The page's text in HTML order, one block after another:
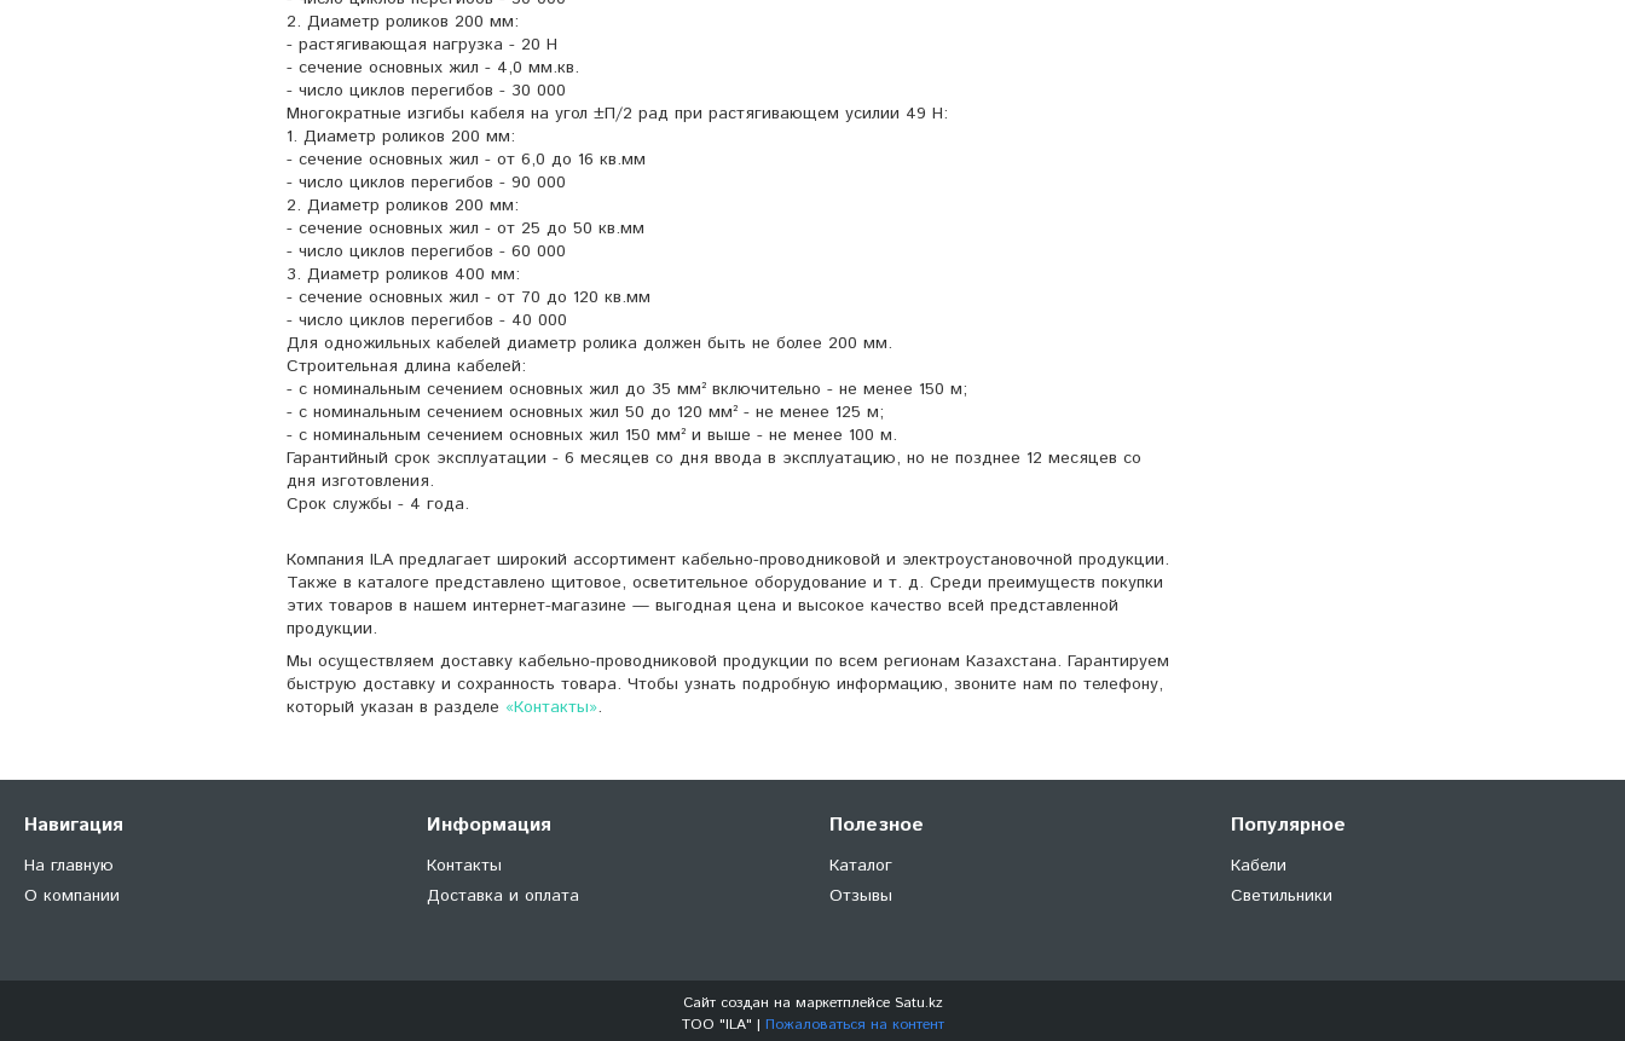
2. Диаметр роликов 200 мм:
- растягивающая нагрузка - 20 Н
- сечение основных жил - 4,0 мм.кв.
- число циклов перегибов - 30 000
Многократные изгибы кабеля на угол ±П/2 рад при растягивающем усилии 49 Н:
1. Диаметр роликов 200 мм:
- сечение основных жил - от 6,0 до 16 кв.мм
- число циклов перегибов - 90 000
2. Диаметр роликов 200 мм:
- сечение основных жил - от 25 до 50 кв.мм
- число циклов перегибов - 60 000
3. Диаметр роликов 400 мм:
- сечение основных жил - от 70 до 120 кв.мм
- число циклов перегибов - 40 000
Для одножильных кабелей диаметр ролика должен быть не более 200 мм.
Строительная длина кабелей:
- с номинальным сечением основных жил до 35 мм² включительно - не менее 150 м;
- с номинальным сечением основных жил 50 до 120 мм² - не менее 125 м;
- с номинальным сечением основных жил 150 мм² и выше - не менее 100 м.
Гарантийный срок эксплуатации - 6 месяцев со дня ввода в эксплуатацию, но не позднее 12 месяцев со
дня изготовления.
Срок службы - 4 года.
Компания ILA предлагает широкий ассортимент кабельно-проводниковой и электроустановочной продукции.
Также в каталоге представлено щитовое, осветительное оборудование и т. д. Среди преимуществ покупки
этих товаров в нашем интернет-магазине — выгодная цена и высокое качество всей представленной
продукции.
Мы осуществляем доставку кабельно-проводниковой продукции по всем регионам Казахстана. Гарантируем
быструю доставку и сохранность товара. Чтобы узнать подробную информацию, звоните нам по телефону,
который указан в разделе «Контакты».
Навигация
На главную
О компании
Информация
Контакты
Доставка и оплата
Полезное
Каталог
Отзывы
Популярное
Кабели
Светильники
Сайт создан на маркетплейсе Satu.kz
ТОО "ILA" | Пожаловаться на контент